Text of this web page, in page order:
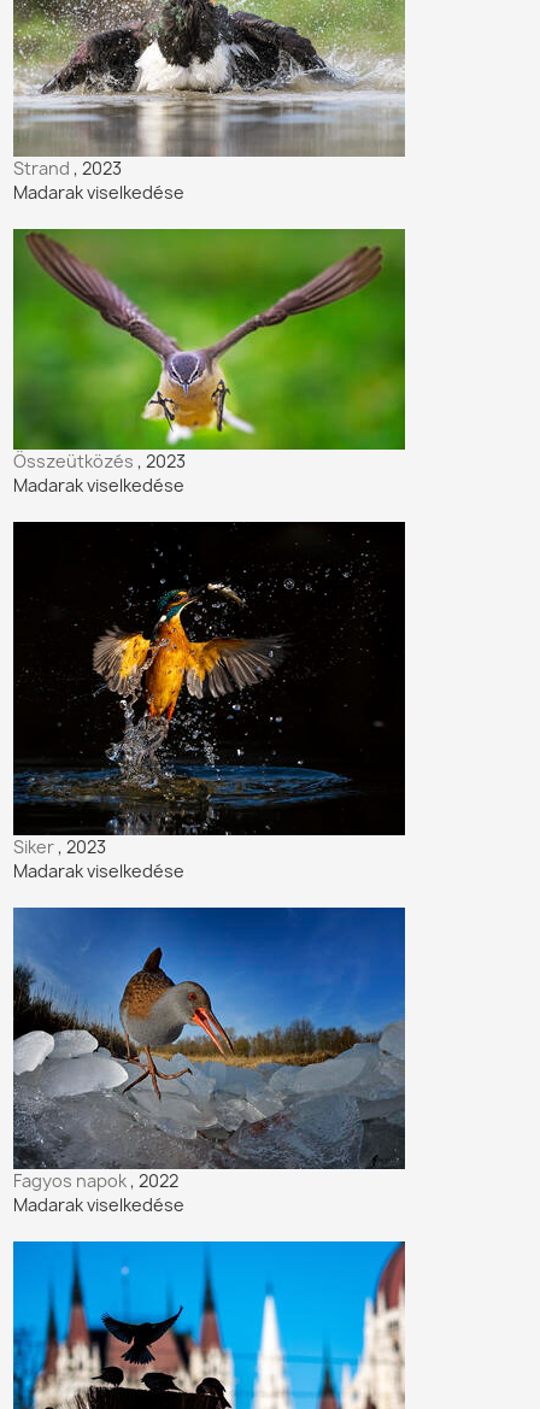
Strand, 2023
Madarak viselkedése
Összeütközés, 2023
Madarak viselkedése
Siker, 2023
Madarak viselkedése
Fagyos napok, 2022
Madarak viselkedése